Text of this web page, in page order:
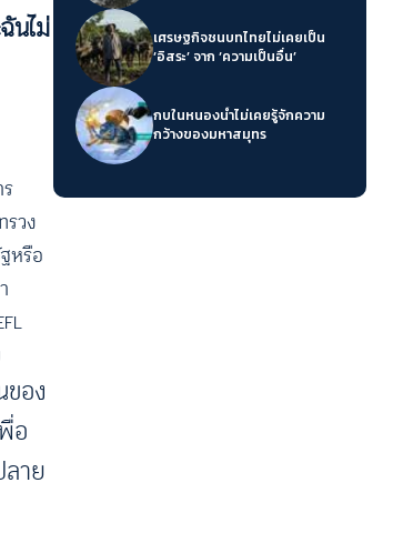
นไม่
วง
หรือ
อง
อ
าย
เศรษฐกิจชนบทไทยไม่เคยเป็น
‘อิสระ’ จาก ‘ความเป็นอื่น’
กบในหนองน้ำไม่เคยรู้จักความ
กว้างของมหาสมุทร